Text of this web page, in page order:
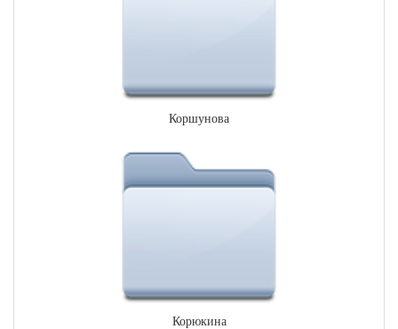
Коршунова
Корюкина